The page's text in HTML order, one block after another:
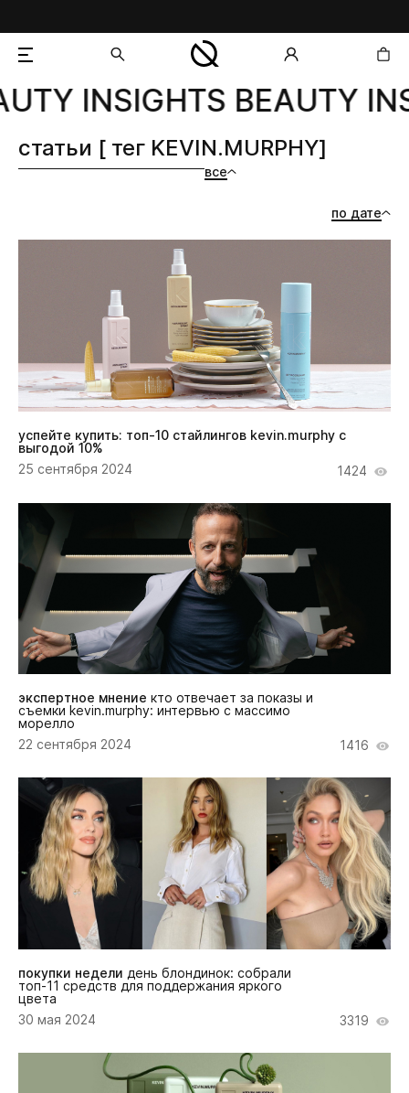
добавлен в корзину
INSIGHTS BEAUTY
все
статьи [ тег KEVIN.MURPHY]
по дате
успейте купить: топ-10 стайлингов kevin.murphy с
выгодой 10%
25 сентября 2024
1424
экспертное мнение кто отвечает за показы и
съемки kevin.murphy: интервью с массимо
морелло
22 сентября 2024
1416
покупки недели день блондинок: собрали
топ-11 средств для поддержания яркого
цвета
30 мая 2024
3319